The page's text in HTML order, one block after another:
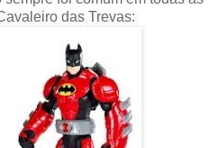
das Trevas: